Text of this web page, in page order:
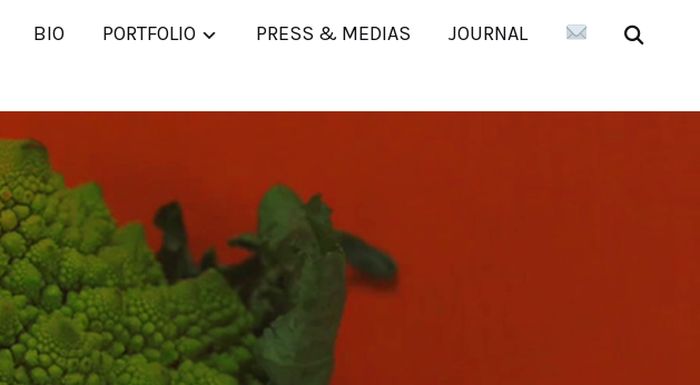
BIO PORTFOLIO PRESS & MEDIAS JOURNAL